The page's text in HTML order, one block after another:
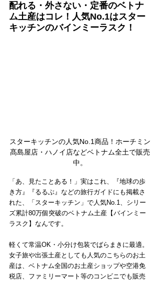
配れる・外さない・定番のベトナ
ム土産はコレ！人気No.1はスター
キッチンのバインミーラスク！
スターキッチンの人気No.1商品！ホーチミン
髙島屋店・ハノイ店などベトナム全土で販売
中。
「あ、見たことある！」実はこれ、『地球の歩
き方』『るるぶ』などの旅行ガイドにも掲載さ
れた、「スターキッチン」で人気No.1、シリー
ズ累計80万個突破のベトナム土産【バインミー
ラスク】なんです。
軽くて常温OK・小分け包装でばらまきに最適。
女子旅や出張土産としても人気のこちらのお土
産は、ベトナム全国のお土産ショップや空港免
税店、ファミリーマート等のコンビニでも販売